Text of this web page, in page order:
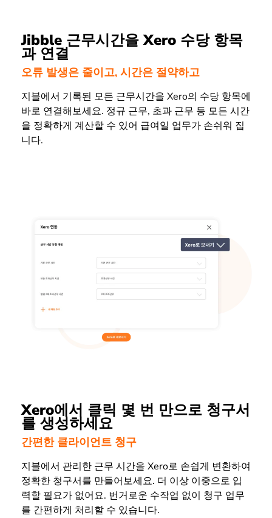
Jibble 근무시간을 Xero 수당 항목
과 연결
오류 발생은 줄이고, 시간은 절약하고
지블에서 기록된 모든 근무시간을 Xero의 수당 항목에
바로 연결해보세요. 정규 근무, 초과 근무 등 모든 시간
을 정확하게 계산할 수 있어 급여일 업무가 손쉬워 집
니다.
Xero에서 클릭 몇 번 만으로 청구서
를 생성하세요
간편한 클라이언트 청구
지블에서 관리한 근무 시간을 Xero로 손쉽게 변환하여
정확한 청구서를 만들어보세요. 더 이상 이중으로 입
력할 필요가 없어요. 번거로운 수작업 없이 청구 업무
를 간편하게 처리할 수 있습니다.